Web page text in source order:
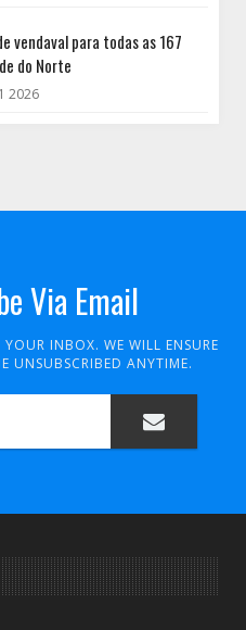
vendaval para todas as 167
do Norte
2026
Via Email
INBOX. WE WILL ENSURE
UNSUBSCRIBED ANYTIME.